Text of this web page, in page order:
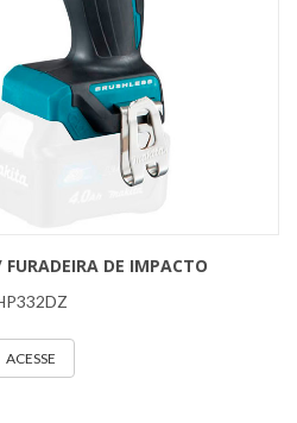
FURADEIRA DE IMPACTO
ACESSE